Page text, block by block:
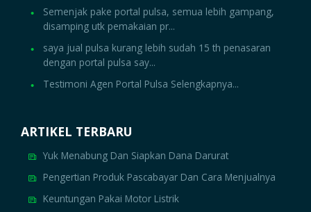
Semenjak pake portal pulsa, semua lebih gampang,
disamping utk pemakaian pr...
saya jual pulsa kurang lebih sudah 15 th penasaran
dengan portal pulsa say...
Testimoni Agen Portal Pulsa Selengkapnya...
ARTIKEL TERBARU
Yuk Menabung Dan Siapkan Dana Darurat
Pengertian Produk Pascabayar Dan Cara Menjualnya
Keuntungan Pakai Motor Listrik